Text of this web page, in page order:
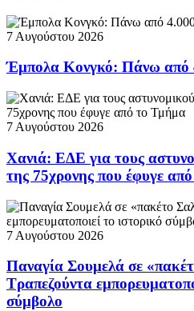
7 Αυγούστου 2026
Έμπολα Κονγκό: Πάνω από
7 Αυγούστου 2026
Χανιά: ΕΔΕ για τους
της 75χρονης που έφυγε
7 Αυγούστου 2026
Παναγία Σουμελά σε
Τραπεζούντα
σύμβολο